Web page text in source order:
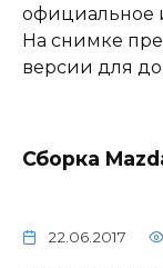
официальное
На снимке
версии для
Сборка
22.06.2017